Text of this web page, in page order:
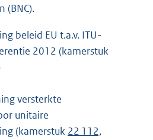
(BNC).
beleid EU t.a.v. ITU-
2012 (kamerstuk
versterkte
unitaire
(kamerstuk 22 112,